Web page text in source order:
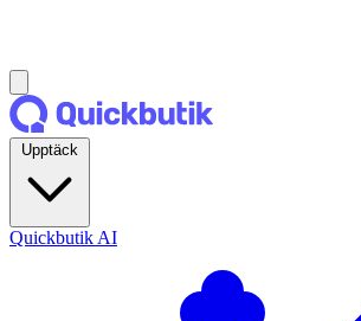
Quickbutik AI